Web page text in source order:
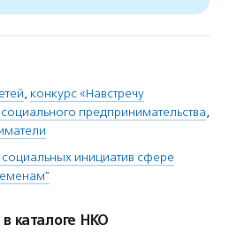
, конкурс «Навстречу
социального предпринимательства,
инициатив сфере
каталоге НКО